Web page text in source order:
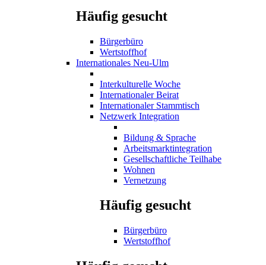
Häufig gesucht
Bürgerbüro
Wertstoffhof
Internationales Neu-Ulm
Interkulturelle Woche
Internationaler Beirat
Internationaler Stammtisch
Netzwerk Integration
Bildung & Sprache
Arbeitsmarktintegration
Gesellschaftliche Teilhabe
Wohnen
Vernetzung
Häufig gesucht
Bürgerbüro
Wertstoffhof